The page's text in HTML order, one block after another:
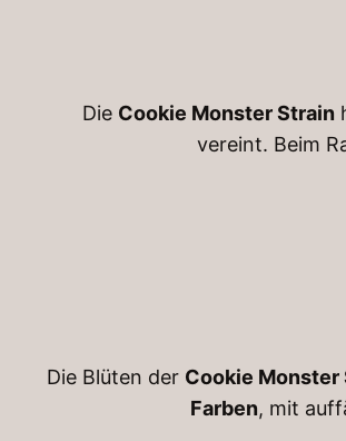
Die Cookie Monster Strain
vereint. Beim
Die Blüten der Cookie Monster
Farben, mit